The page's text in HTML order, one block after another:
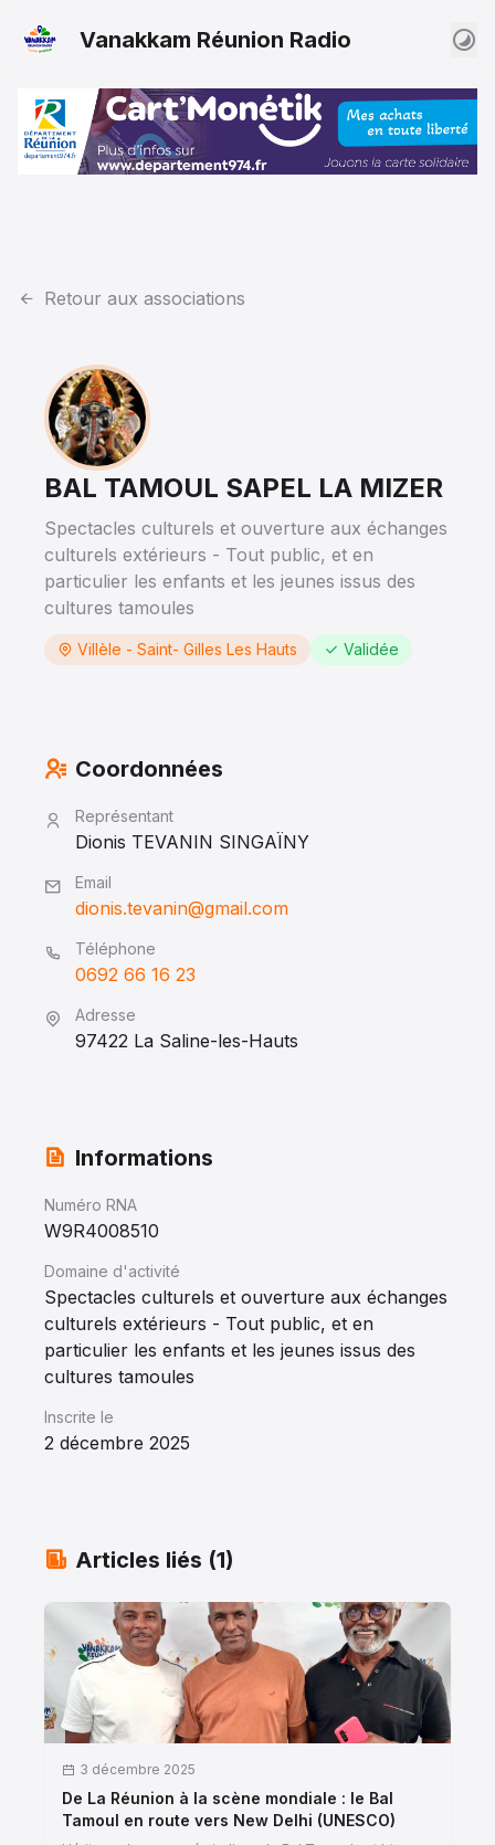
Vanakkam Réunion Radio
Retour aux associations
BAL TAMOUL SAPEL LA MIZER
Spectacles culturels et ouverture aux échanges
culturels extérieurs - Tout public, et en
particulier les enfants et les jeunes issus des
cultures tamoules
Villèle - Saint- Gilles Les Hauts Validée
Coordonnées
Représentant
Dionis TEVANIN SINGAÏNY
Email
dionis.tevanin@gmail.com
Téléphone
0692 66 16 23
Adresse
97422 La Saline-les-Hauts
Informations
Numéro RNA
W9R4008510
Domaine d'activité
Spectacles culturels et ouverture aux échanges
culturels extérieurs - Tout public, et en
particulier les enfants et les jeunes issus des
cultures tamoules
Inscrite le
2 décembre 2025
Articles liés (1)
3 décembre 2025
De La Réunion à la scène mondiale : le Bal
Tamoul en route vers New Delhi (UNESCO)